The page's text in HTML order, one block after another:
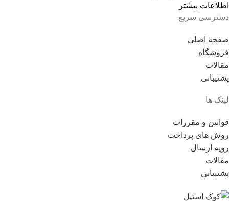
اطلاعات بیشتر
دسترسی سریع
صفحه اصلی
فروشگاه
مقالات
پشتیبانی
لینک ها
قوانین و مقررات
روش های پرداخت
رویه ارسال
مقالات
پشتیبانی